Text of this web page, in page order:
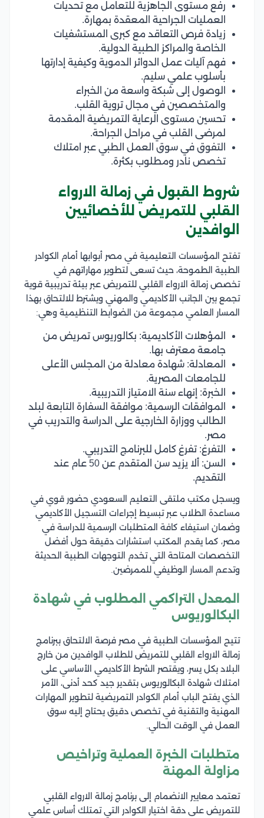
رفع مستوى الجاهزية للتعامل مع تحديات
العمليات الجراحية المعقدة بمهارة.
زيادة فرص التعاقد مع كبرى المستشفيات
الخاصة والمراكز الطبية الدولية.
فهم آليات عمل الدوائر الدموية وكيفية إدارتها
بأسلوب علمي سليم.
الوصول إلى شبكة واسعة من الخبراء
والمتخصصين في مجال تروية القلب.
تحسين مستوى الرعاية التمريضية المقدمة
لمرضى القلب في مراحل الجراحة.
التفوق في سوق العمل الطبي عبر امتلاك
تخصص نادر ومطلوب بكثرة.
شروط القبول في زمالة الارواء
القلبي للتمريض للأخصائيين
الوافدين
تفتح المؤسسات التعليمية في مصر أبوابها أمام الكوادر
الطبية الطموحة، حيث تسعى لتطوير مهاراتهم في
تخصص زمالة الارواء القلبي للتمريض عبر بيئة تدريبية قوية
تجمع بين الجانب الأكاديمي والمهني ويشترط للالتحاق بهذا
المسار العلمي مجموعة من الضوابط التنظيمية وهي:
المؤهلات الأكاديمية: بكالوريوس تمريض من
جامعة معترف بها.
المعادلة: شهادة معادلة من المجلس الأعلى
للجامعات المصرية.
الخبرة: إنهاء سنة الامتياز التدريبية.
الموافقات الرسمية: موافقة السفارة التابعة لبلد
الطالب ووزارة الخارجية على الدراسة والتدريب في
مصر.
التفرغ: تفرغ كامل للبرنامج التدريبي.
السن: ألا يزيد سن المتقدم عن 50 عام عند
التقديم.
ويسجل مكتب ملتقى التعليم السعودي حضور قوي في
مساعدة الطلاب عبر تبسيط إجراءات التسجيل الأكاديمي
وضمان استيفاء كافة المتطلبات الرسمية للدراسة في
مصر، كما يقدم المكتب استشارات دقيقة حول أفضل
التخصصات المتاحة التي تخدم التوجهات الطبية الحديثة
وتدعم المسار الوظيفي للممرضين.
المعدل التراكمي المطلوب في شهادة
البكالوريوس
تتيح المؤسسات الطبية في مصر فرصة الالتحاق ببرنامج
زمالة الارواء القلبي للتمريض للطلاب الوافدين من خارج
البلاد بكل يسر، ويقتصر الشرط الأكاديمي الأساسي على
امتلاك شهادة البكالوريوس بتقدير جيد كحد أدنى، الأمر
الذي يفتح الباب أمام الكوادر التمريضية لتطوير المهارات
المهنية والتقنية في تخصص دقيق يحتاج إليه سوق
العمل في الوقت الحالي.
متطلبات الخبرة العملية وتراخيص
مزاولة المهنة
تعتمد معايير الانضمام إلى برنامج زمالة الارواء القلبي
للتمريض على دقة اختيار الكوادر التي تمتلك أساس علمي